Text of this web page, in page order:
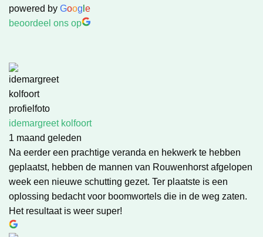
powered by Goog e
beoordeel ons op
idemargreet kolfoort
1 maand geleden
Na eerder een prachtige veranda en hekwerk te hebben
geplaatst, hebben de mannen van Rouwenhorst afgelopen
week een nieuwe schutting gezet. Ter plaatste is een
oplossing bedacht voor boomwortels die in de weg zaten.
Het resultaat is weer super!